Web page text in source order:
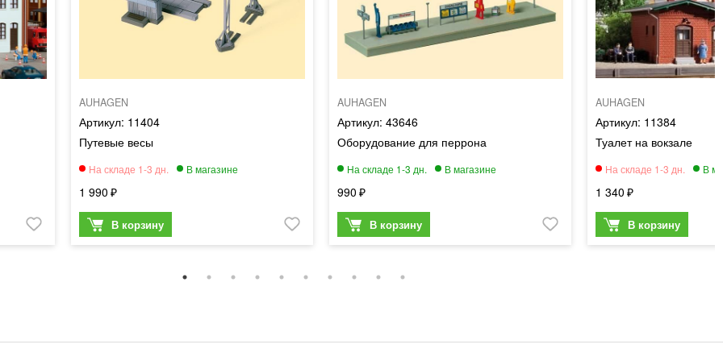
AUHAGEN
11404
Путевые весы
1 990
AUHAGEN
43646
Оборудование для перрона
990
AUHAGEN
11384
Туалет на вокзале
1 340